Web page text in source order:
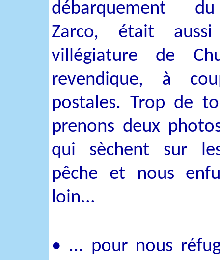
débarquement
Zarco, était
villégiature de
revendique, à
postales. Trop de
prenons deux
qui sèchent sur
pêche et nous
loin...
• ... pour nous